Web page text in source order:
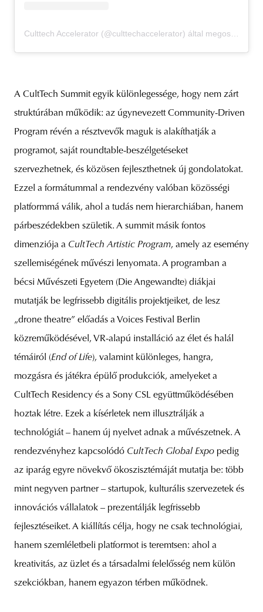
Culttech Accelerator (@culttechaccelerator) által megosztott bejegyzés
A CultTech Summit egyik különlegessége, hogy nem zárt
struktúrában működik: az úgynevezett Community-Driven
Program révén a résztvevők maguk is alakíthatják a
programot, saját roundtable-beszélgetéseket
szervezhetnek, és közösen fejleszthetnek új gondolatokat.
Ezzel a formátummal a rendezvény valóban közösségi
platformmá válik, ahol a tudás nem hierarchiában, hanem
párbeszédekben születik. A summit másik fontos
dimenziója a CultTech Artistic Program, amely az esemény
szellemiségének művészi lenyomata. A programban a
bécsi Művészeti Egyetem (Die Angewandte) diákjai
mutatják be legfrissebb digitális projektjeiket, de lesz
„drone theatre” előadás a Voices Festival Berlin
közreműködésével, VR-alapú installáció az élet és halál
témáiról (End of Life), valamint különleges, hangra,
mozgásra és játékra épülő produkciók, amelyeket a
CultTech Residency és a Sony CSL együttműködésében
hoztak létre. Ezek a kísérletek nem illusztrálják a
technológiát – hanem új nyelvet adnak a művészetnek. A
rendezvényhez kapcsolódó CultTech Global Expo pedig
az iparág egyre növekvő ökoszisztémáját mutatja be: több
mint negyven partner – startupok, kulturális szervezetek és
innovációs vállalatok – prezentálják legfrissebb
fejlesztéseiket. A kiállítás célja, hogy ne csak technológiai,
hanem szemléletbeli platformot is teremtsen: ahol a
kreativitás, az üzlet és a társadalmi felelősség nem külön
szekciókban, hanem egyazon térben működnek.